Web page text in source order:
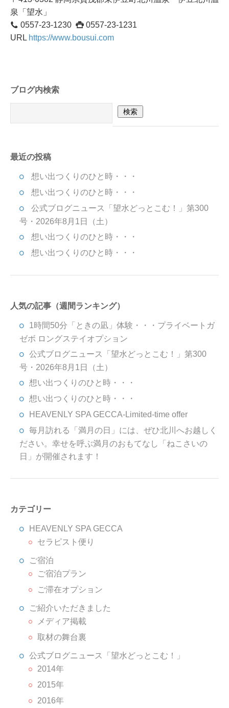
泉「望水」
0557-23-1230
0557-23-1231
URL https://www.bousui.com
ブログ内検索
最近の投稿
想い出つくりのひと時・・・
想い出つくりのひと時・・・
公式ブログニュース「望水どっとこむ！」第300
号・2026年8月1日（土）
想い出つくりのひと時・・・
想い出つくりのひと時・・・
人気の記事（週間ランキング）
1時間50分「ときの凪」体験・・・プライベートガ
ゼボ ロングステイオプション
公式ブログニュース「望水どっとこむ！」第300
号・2026年8月1日（土）
想い出つくりのひと時・・・
想い出つくりのひと時・・・
HEAVENLY SPA GECCA-Limited-time offer
毎月訪れる「満月の日」には、ぜひ北川へお越しく
ださい。幸せを呼ぶ満月のおもてなし「ねこさいの
日」が開催されます！
カテゴリー
HEAVENLY SPA GECCA
セラピスト便り
ご宿泊
ご宿泊プラン
ご滞在オプション
ご紹介いただきました
メディア掲載
取材の舞台裏
公式ブログニュース「望水どっとこむ！」
2014年
2015年
2016年